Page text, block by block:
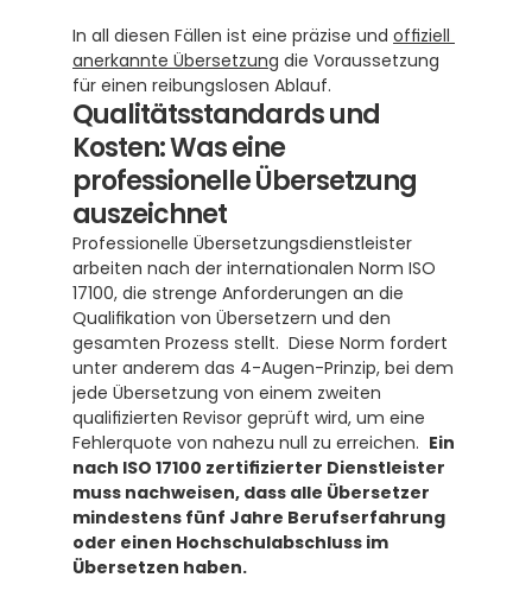
In all diesen Fällen ist eine präzise und offiziell
anerkannte Übersetzung die Voraussetzung
für einen reibungslosen Ablauf.
Qualitätsstandards und
Kosten: Was eine
professionelle Übersetzung
auszeichnet
Professionelle Übersetzungsdienstleister
arbeiten nach der internationalen Norm ISO
17100, die strenge Anforderungen an die
Qualifikation von Übersetzern und den
gesamten Prozess stellt.  Diese Norm fordert
unter anderem das 4-Augen-Prinzip, bei dem
jede Übersetzung von einem zweiten
qualifizierten Revisor geprüft wird, um eine
Fehlerquote von nahezu null zu erreichen. Ein
nach ISO 17100 zertifizierter Dienstleister
muss nachweisen, dass alle Übersetzer
mindestens fünf Jahre Berufserfahrung
oder einen Hochschulabschluss im
Übersetzen haben.